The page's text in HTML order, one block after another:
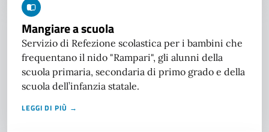
Mangiare a scuola
Servizio di Refezione scolastica per i bambini che
frequentano il nido "Rampari", gli alunni della
scuola primaria, secondaria di primo grado e della
scuola dell’infanzia statale.
LEGGI DI PIÙ →